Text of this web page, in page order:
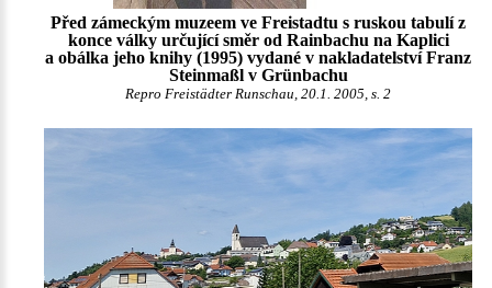
Před zámeckým muzeem ve Freistadtu s ruskou tabulí z
konce války určující směr od Rainbachu na Kaplici
a obálka jeho knihy (1995) vydané v nakladatelství Franz
Steinmaßl v Grünbachu
Repro Freistädter Runschau, 20.1. 2005, s. 2